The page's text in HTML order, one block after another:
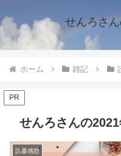
せんろさ
ホーム 雑記
PR
せんろさんの
読書感想